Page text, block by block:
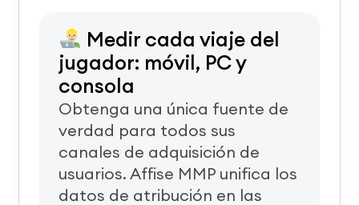
Medir cada viaje del
jugador: móvil, PC y
consola
Obtenga una única fuente de
verdad para todos sus
canales de adquisición de
usuarios. Affise MMP unifica los
datos de atribución en las